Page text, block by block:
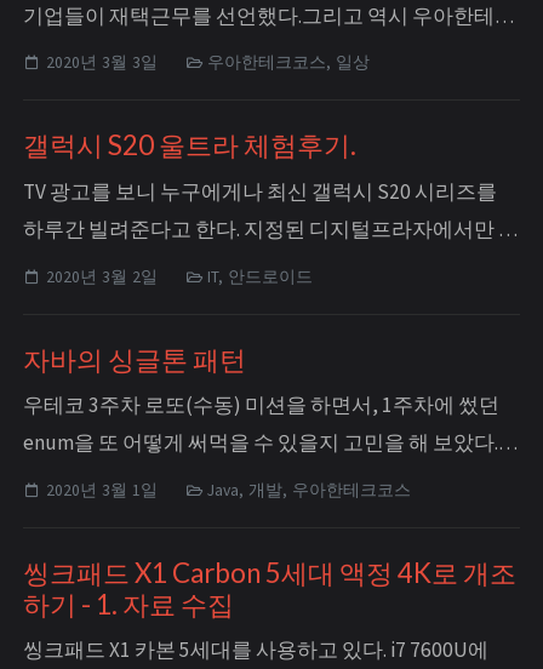
기업들이 재택근무를 선언했다.그리고 역시 우아한테크
코스도 예외는 아니었다. 로또 1주차 미션이 끝나고 한가
하나 올라왔다. **@channel** 안녕하세요.현재 코로나19
가 빠르게 확산되면서 긴급하게 공지할 내용이 있어 메
시지 남겨요...
2020년 3월 3일 우아한테크코스, 일상
갤럭시 S20 울트라 체험후기.
TV 광고를 보니 누구에게나 최신 갤럭시 S20 시리즈를
하루간 빌려준다고 한다. 지정된 디지털프라자에서만 대
여가 가능하다는데, 마침 시내에 나갈 일이 있어서 빌려
해 봐야 대여의 의미가 있는 거니 울트라로 선택. 외관은
요즘...
2020년 3월 2일 IT, 안드로이드
자바의 싱글톤 패턴
우테코 3주차 로또(수동) 미션을 하면서, 1주차에 썼던
enum을 또 어떻게 써먹을 수 있을지 고민을 해 보았다.
프로그래밍 요구사항 중: **java enum을 적용해 프로그
enum으로 만드는 것이었는데, 아무리 생각해도 깔끔...
2020년 3월 1일 Java, 개발, 우아한테크코스
씽크패드 X1 Carbon 5세대 액정 4K로 개조
하기 - 1. 자료 수집
씽크패드 X1 카본 5세대를 사용하고 있다. i7 7600U에